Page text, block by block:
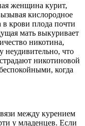
женщина курит,
кислородное
в крови плода почти
мать выкуривает
никотина,
неудивительно, что
никотиновой
когда
между курением
у младенцев. Если